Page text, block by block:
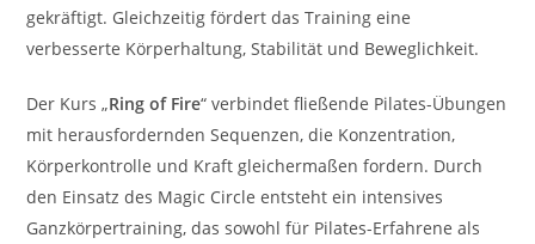
gekräftigt. Gleichzeitig fördert das Training eine
verbesserte Körperhaltung, Stabilität und Beweglichkeit.
Der Kurs „Ring of Fire“ verbindet fließende Pilates-Übungen
mit herausfordernden Sequenzen, die Konzentration,
Körperkontrolle und Kraft gleichermaßen fordern. Durch
den Einsatz des Magic Circle entsteht ein intensives
Ganzkörpertraining, das sowohl für Pilates-Erfahrene als